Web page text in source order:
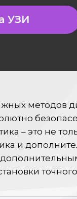
УЗИ
методов
– это не
и